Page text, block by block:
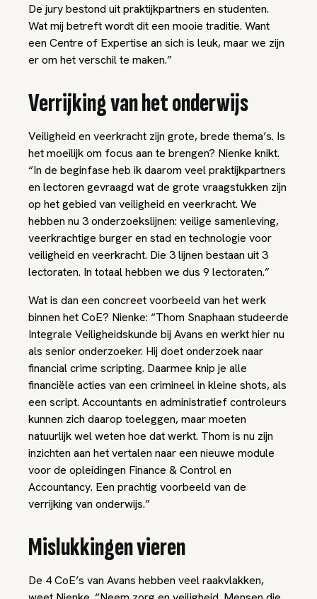
De jury bestond uit praktijkpartners en studenten.
Wat mij betreft wordt dit een mooie traditie. Want
een Centre of Expertise an sich is leuk, maar we zijn
er om het verschil te maken.”
Verrijking van het onderwijs
Veiligheid en veerkracht zijn grote, brede thema’s. Is
het moeilijk om focus aan te brengen? Nienke knikt.
“In de beginfase heb ik daarom veel praktijkpartners
en lectoren gevraagd wat de grote vraagstukken zijn
op het gebied van veiligheid en veerkracht. We
hebben nu 3 onderzoekslijnen: veilige samenleving,
veerkrachtige burger en stad en technologie voor
veiligheid en veerkracht. Die 3 lijnen bestaan uit 3
lectoraten. In totaal hebben we dus 9 lectoraten.”
Wat is dan een concreet voorbeeld van het werk
binnen het CoE? Nienke: “Thom Snaphaan studeerde
Integrale Veiligheidskunde bij Avans en werkt hier nu
als senior onderzoeker. Hij doet onderzoek naar
financial crime scripting. Daarmee knip je alle
financiële acties van een crimineel in kleine shots, als
een script. Accountants en administratief controleurs
kunnen zich daarop toeleggen, maar moeten
natuurlijk wel weten hoe dat werkt. Thom is nu zijn
inzichten aan het vertalen naar een nieuwe module
voor de opleidingen Finance & Control en
Accountancy. Een prachtig voorbeeld van de
verrijking van onderwijs.”
Mislukkingen vieren
De 4 CoE’s van Avans hebben veel raakvlakken,